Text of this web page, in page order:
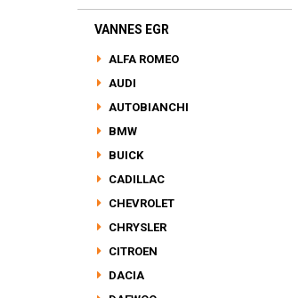
VANNES EGR
ALFA ROMEO
AUDI
AUTOBIANCHI
BMW
BUICK
CADILLAC
CHEVROLET
CHRYSLER
CITROEN
DACIA